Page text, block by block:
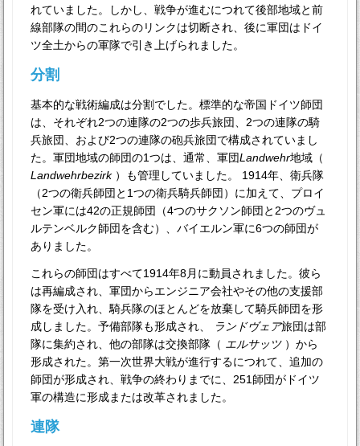
れていました。しかし、戦争が進むにつれて後部地域と前
線部隊の間のこれらのリンクは切断され、後に軍団はドイ
ツ全土からの軍隊で引き上げられました。
分割
基本的な戦術編成は分割でした。標準的な帝国ドイツ師団
は、それぞれ2つの連隊の2つの歩兵旅団、2つの連隊の騎
兵旅団、および2つの連隊の砲兵旅団で構成されていまし
た。軍団地域の師団の1つは、通常、軍団Landwehr地域（
Landwehrbezirk）も管理していました。 1914年、衛兵隊
（2つの衛兵師団と1つの衛兵騎兵師団）に加えて、プロイ
セン軍には42の正規師団（4つのサクソン師団と2つのヴュ
ルテンベルク師団を含む）、バイエルン軍に6つの師団が
ありました。
これらの師団はすべて1914年8月に動員されました。彼ら
は再編成され、軍団からエンジニア会社やその他の支援部
隊を受け入れ、騎兵隊のほとんどを放棄して騎兵師団を形
成しました。予備部隊も形成され、
ランドヴェア旅団は部
隊に集約され、他の部隊は交換部隊（ エルサッツ）から
形成された。第一次世界大戦が進行するにつれて、追加の
師団が形成され、戦争の終わりまでに、251師団がドイツ
軍の構造に形成または改革されました。
連隊